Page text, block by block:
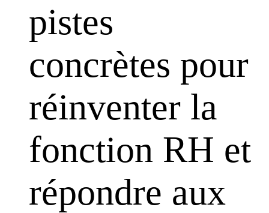
pistes
concrètes pour
réinventer la
fonction RH et
répondre aux